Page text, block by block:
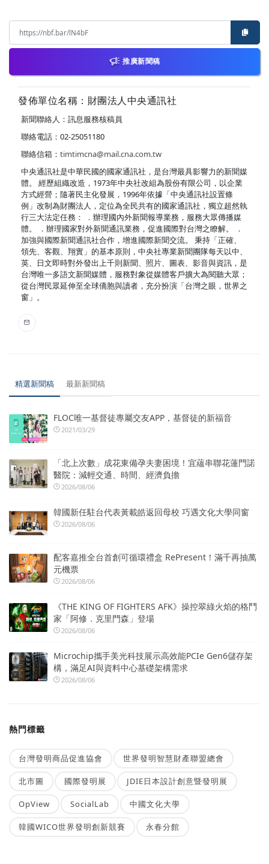
推廣新聞稿
發佈單位名稱：財團法人中央通訊社
新聞聯絡人：訊息服務核稿員
聯絡電話：02-25051180
聯絡信箱： timtimcna@mail.cna.com.tw
中央通訊社是中華民國的國家通訊社，是台灣最具影響力的新聞媒
體。 經歷組織改造，1973年中央社改組為股份有限公司，以企業
方式經營；隨著民主化發展，1996年依據「中央通訊社設置條
例」改制為財團法人，定位為全民共有的國家通訊社，獨立超然執
行三大法定任務： ．辦理國內外新聞報導業務，服務大眾傳播媒
體。 ．辦理國家對外新聞通訊業務，促進國際對台灣之瞭解。 ．
加強與國際新聞通訊社合作，增進國際新聞交流。 秉持「正確、
領先、客觀、翔實」的基本原則，中央社專業新聞團隊每天以中、
英、日文即時對外發出上千則新聞、照片、圖表、影音與資訊，是
台灣唯一多語文新聞媒體，服務對象從媒體客戶擴大為閱聽大眾；
從台灣民眾延伸至全球僑胞與讀者，充分扮演「台灣之眼，世界之
窗」。
精選新聞稿 最新新聞稿
FLOC唯一基督徒專屬交友APP，基督徒的新福音
2021/03/29
「北上次數」成花東備孕夫妻困境！宜蘊串聯花蓮門諾
醫院：減輕交通、時間、經濟負擔
2026/08/06
韓國新任駐台代表黃載皓返回母校 巧遇文化大學同窗
2026/08/06
配客嘉推全台首創可循環禮盒 RePresent！滿千再抽萬
元機票
2026/08/06
《THE KING OF FIGHTERS AFK》操控翠綠火焰的格鬥
家「阿修．克里門森」登場
2026/08/06
Microchip攜手美光科技展示高效能PCIe Gen6儲存架
構，滿足AI與資料中心基礎架構需求
2026/08/06
熱門標籤
台灣發明商品促進協會 世界發明智慧財產聯盟總會
北市圖 國際發明展 JDIE日本設計創意暨發明展
OpView SocialLab 中國文化大學
韓國WICO世界發明創新競賽 永春分館